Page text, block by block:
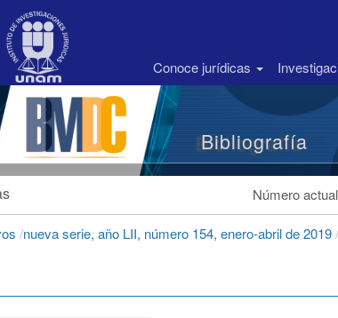
Conoce jurídicas
Bibliografía
Número actual
/nueva serie, año LII, número 154, enero-abril de 2019/